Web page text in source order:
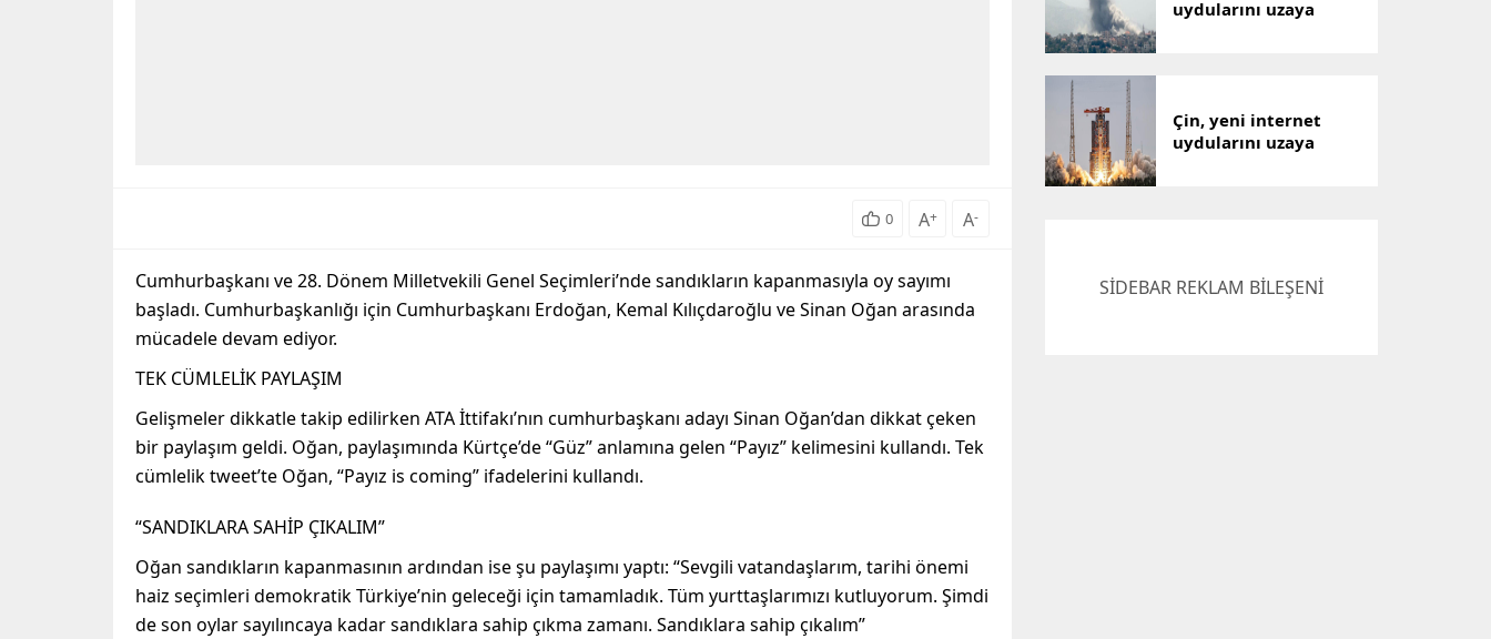
0 A+ A-
Cumhurbaşkanı ve 28. Dönem Milletvekili Genel Seçimleri’nde sandıkların kapanmasıyla oy sayımı
başladı. Cumhurbaşkanlığı için Cumhurbaşkanı Erdoğan, Kemal Kılıçdaroğlu ve Sinan Oğan arasında
mücadele devam ediyor.
TEK CÜMLELİK PAYLAŞIM
Gelişmeler dikkatle takip edilirken ATA İttifakı’nın cumhurbaşkanı adayı Sinan Oğan’dan dikkat çeken
bir paylaşım geldi. Oğan, paylaşımında Kürtçe’de “Güz” anlamına gelen “Payız” kelimesini kullandı. Tek
cümlelik tweet’te Oğan, “Payız is coming” ifadelerini kullandı.
“SANDIKLARA SAHİP ÇIKALIM”
Oğan sandıkların kapanmasının ardından ise şu paylaşımı yaptı: “Sevgili vatandaşlarım, tarihi önemi
haiz seçimleri demokratik Türkiye’nin geleceği için tamamladık. Tüm yurttaşlarımızı kutluyorum. Şimdi
de son oylar sayılıncaya kadar sandıklara sahip çıkma zamanı. Sandıklara sahip çıkalım”
uydularını uzaya
Çin, yeni internet
uydularını uzaya
SİDEBAR REKLAM BİLEŞENİ